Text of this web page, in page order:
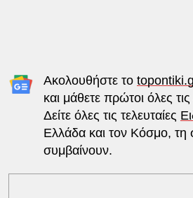
Ακολουθήστε το
και μάθετε πρώτοι όλες τις
Δείτε όλες τις τελευταίες
Ελλάδα και τον Κόσμο, τη
συμβαίνουν.